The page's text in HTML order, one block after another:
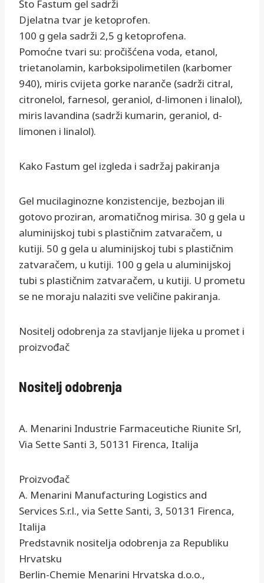
Što Fastum gel sadrži
Djelatna tvar je ketoprofen.
100 g gela sadrži 2,5 g ketoprofena.
Pomoćne tvari su: pročišćena voda, etanol,
trietanolamin, karboksipolimetilen (karbomer
940), miris cvijeta gorke naranče (sadrži citral,
citronelol, farnesol, geraniol, d-limonen i linalol),
miris lavandina (sadrži kumarin, geraniol, d-
limonen i linalol).
Kako Fastum gel izgleda i sadržaj pakiranja
Gel mucilaginozne konzistencije, bezbojan ili
gotovo proziran, aromatičnog mirisa. 30 g gela u
aluminijskoj tubi s plastičnim zatvaračem, u
kutiji. 50 g gela u aluminijskoj tubi s plastičnim
zatvaračem, u kutiji. 100 g gela u aluminijskoj
tubi s plastičnim zatvaračem, u kutiji. U prometu
se ne moraju nalaziti sve veličine pakiranja.
Nositelj odobrenja za stavljanje lijeka u promet i
proizvođač
Nositelj odobrenja
A. Menarini Industrie Farmaceutiche Riunite Srl,
Via Sette Santi 3, 50131 Firenca, Italija
Proizvođač
A. Menarini Manufacturing Logistics and
Services S.r.l., via Sette Santi, 3, 50131 Firenca,
Italija
Predstavnik nositelja odobrenja za Republiku
Hrvatsku
Berlin-Chemie Menarini Hrvatska d.o.o.,